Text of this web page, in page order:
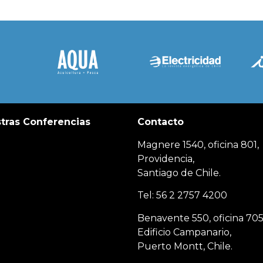
Conferencias Contacto
Magnere 1540, oficina 801,
Providencia,
Santiago de Chile.
Tel: 56 2 2757 4200
Benavente 550, oficina
Edificio Campanario,
Puerto Montt, Chile.